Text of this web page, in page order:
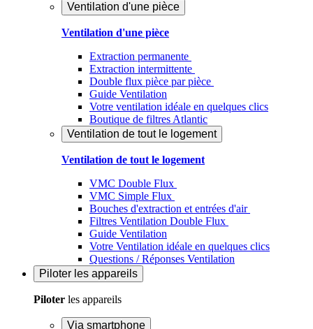
Ventilation d'une pièce
Ventilation d'une pièce
Extraction permanente
Extraction intermittente
Double flux pièce par pièce
Guide Ventilation
Votre ventilation idéale en quelques clics
Boutique de filtres Atlantic
Ventilation de tout le logement
Ventilation de tout le logement
VMC Double Flux
VMC Simple Flux
Bouches d'extraction et entrées d'air
Filtres Ventilation Double Flux
Guide Ventilation
Votre Ventilation idéale en quelques clics
Questions / Réponses Ventilation
Piloter les appareils
Piloter les appareils
Via smartphone